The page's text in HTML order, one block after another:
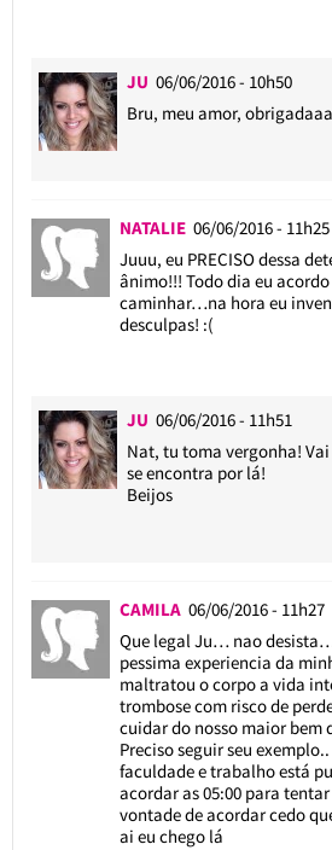
JU 06/06/2016 - 10h50
Bru, meu amor,
NATALIE 06/06/2016 - 11h25
Juuu, eu PRECISO dessa
ânimo!!! Todo dia eu
caminhar…na hora eu
desculpas! :(
JU 06/06/2016 - 11h51
Nat, tu toma vergonha!
se encontra por lá!
Beijos
CAMILA 06/06/2016 - 11h27
Que legal Ju… nao
pessima experiencia da
maltratou o corpo a vida
trombose com risco de
cuidar do nosso maior bem
Preciso seguir seu
faculdade e trabalho está
acordar as 05:00 para
vontade de acordar cedo
ai eu chego lá